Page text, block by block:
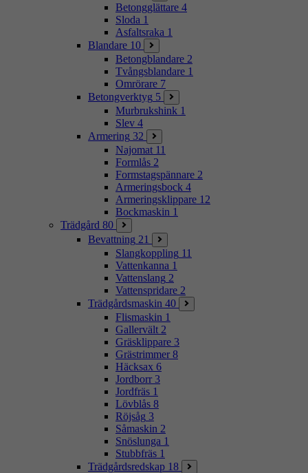
Betongglättare 4
Sloda 1
Asfaltsraka 1
Blandare 10
Betongblandare 2
Tvångsblandare 1
Omrörare 7
Betongverktyg 5
Murbrukshink 1
Slev 4
Armering 32
Najomat 11
Formlås 2
Formstagspännare 2
Armeringsbock 4
Armeringsklippare 12
Bockmaskin 1
Trädgård 80
Bevattning 21
Slangkoppling 11
Vattenkanna 1
Vattenslang 2
Vattenspridare 2
Trädgårdsmaskin 40
Flismaskin 1
Gallervält 2
Gräsklippare 3
Grästrimmer 8
Häcksax 6
Jordborr 3
Jordfräs 1
Lövblås 8
Röjsåg 3
Såmaskin 2
Snöslunga 1
Stubbfräs 1
Trädgårdsredskap 18